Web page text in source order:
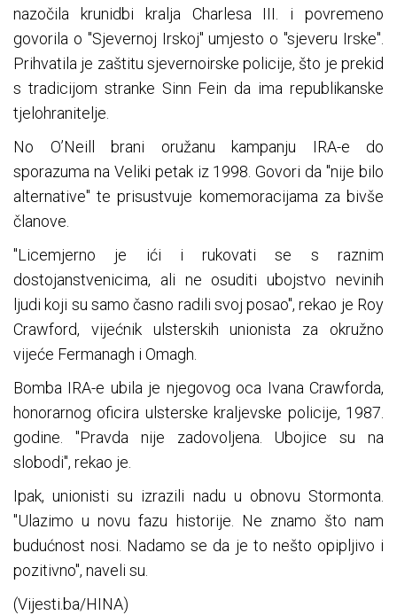
nazočila krunidbi kralja Charlesa III. i povremeno
govorila o "Sjevernoj Irskoj" umjesto o "sjeveru Irske".
Prihvatila je zaštitu sjevernoirske policije, što je prekid
s tradicijom stranke Sinn Fein da ima republikanske
tjelohranitelje.
No O’Neill brani oružanu kampanju IRA-e do
sporazuma na Veliki petak iz 1998. Govori da "nije bilo
alternative" te prisustvuje komemoracijama za bivše
članove.
"Licemjerno je ići i rukovati se s raznim
dostojanstvenicima, ali ne osuditi ubojstvo nevinih
ljudi koji su samo časno radili svoj posao", rekao je Roy
Crawford, vijećnik ulsterskih unionista za okružno
vijeće Fermanagh i Omagh.
Bomba IRA-e ubila je njegovog oca Ivana Crawforda,
honorarnog oficira ulsterske kraljevske policije, 1987.
godine. "Pravda nije zadovoljena. Ubojice su na
slobodi", rekao je.
Ipak, unionisti su izrazili nadu u obnovu Stormonta.
"Ulazimo u novu fazu historije. Ne znamo što nam
budućnost nosi. Nadamo se da je to nešto opipljivo i
pozitivno", naveli su.
(Vijesti.ba/HINA)